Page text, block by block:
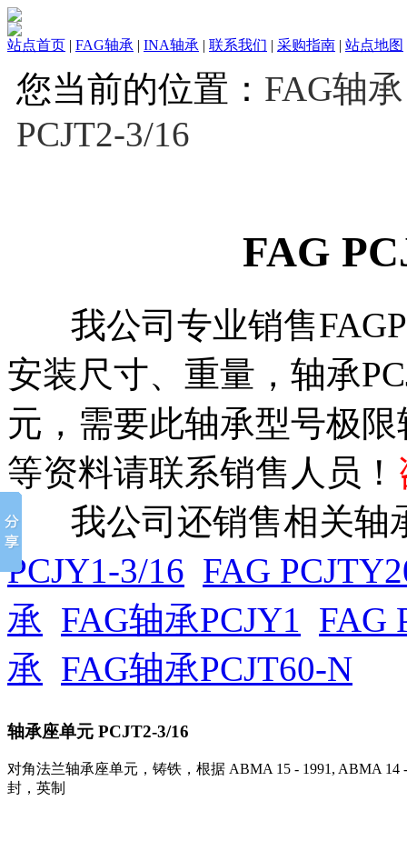
站点首页 | FAG轴承 | INA轴承 | 联系我们 | 采购指南 | 站点地图
您当前的位置： FAG轴承
PCJT2-3/16
FAG
我公司专业销售
安装尺寸、重量，轴承
元，需要此轴承型号极
等资料请联系销售人员！
我公司还销售相关轴
PCJY1-3/16 FAG
承 FAG轴承PCJY1 FAG
承 FAG轴承PCJT60-N
轴承座单元 PCJT2-3/16
对角法兰轴承座单元，铸铁，根据 ABMA 15 - 1991, ABMA 14
封，英制